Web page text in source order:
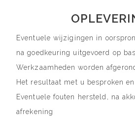
Eventuele wijzigingen in
na goedkeuring uitgevoerd op
Werkzaamheden worden
Het resultaat met u besproken
Eventuele fouten hersteld, na
afrekening